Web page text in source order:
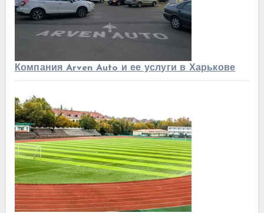
Компания Arven Auto и ее услуги в Харькове